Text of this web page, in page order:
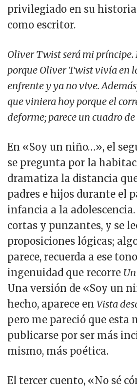
privilegiado en su
como escritor.
Oliver Twist será mi príncipe.
porque Oliver Twist vivía en
enfrente y ya no vive.
que viniera hoy porque el
deforme; parece un cuadro de
En «Soy un niño…», el
se pregunta por la
dramatiza la distancia
padres e hijos durante el
infancia a la
cortas y punzantes, y se
proposiciones lógicas;
parece, recuerda a ese
ingenuidad que recorre
Una versión de «Soy un
hecho, aparece en Vista
pero me pareció que esta
publicarse por ser más
mismo, más poética.
El tercer cuento, «No sé